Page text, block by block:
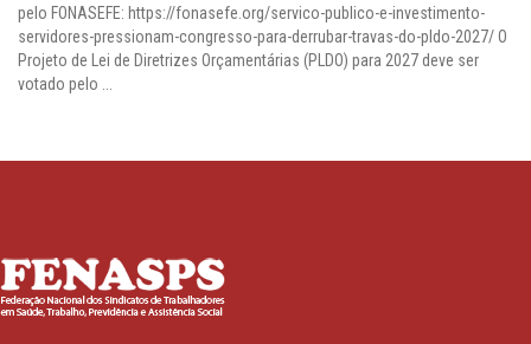
pelo FONASEFE: https://fonasefe.org/servico-publico-e-investimento-
servidores-pressionam-congresso-para-derrubar-travas-do-pldo-2027/ O
Projeto de Lei de Diretrizes Orçamentárias (PLDO) para 2027 deve ser
votado pelo ...